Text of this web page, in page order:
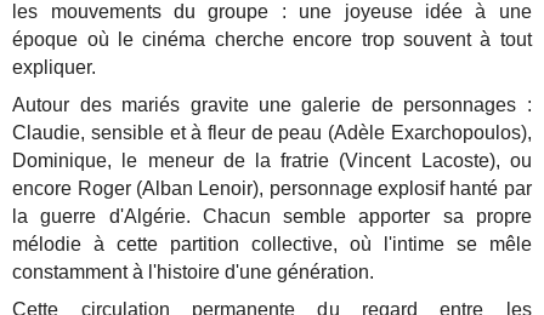
les mouvements du groupe : une joyeuse idée à une
époque où le cinéma cherche encore trop souvent à tout
expliquer.
Autour des mariés gravite une galerie de personnages :
Claudie, sensible et à fleur de peau (Adèle Exarchopoulos),
Dominique, le meneur de la fratrie (Vincent Lacoste), ou
encore Roger (Alban Lenoir), personnage explosif hanté par
la guerre d'Algérie. Chacun semble apporter sa propre
mélodie à cette partition collective, où l'intime se mêle
constamment à l'histoire d'une génération.
Cette circulation permanente du regard entre les